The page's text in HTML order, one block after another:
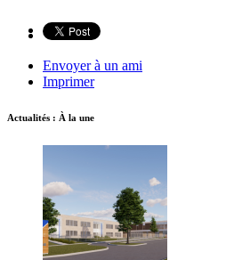
Envoyer à un ami
Imprimer
Actualités : À la une